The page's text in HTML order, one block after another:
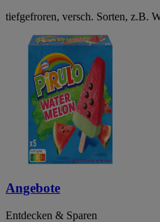
tiefgefroren, versch. Sorten, z.B.
Angebote
Entdecken & Sparen